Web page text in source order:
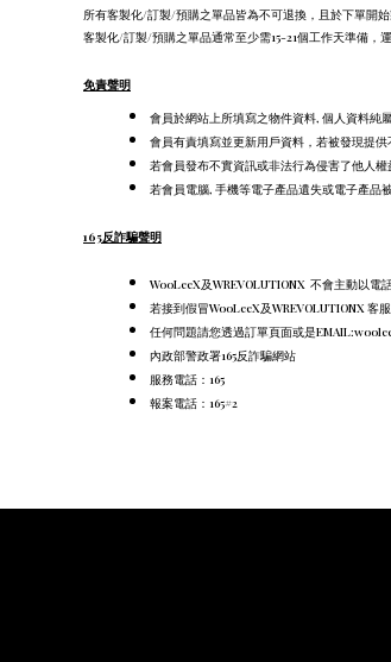
所有客製化/訂製/預購之單品皆為不可退換，且於下單開始
客製化/訂製/預購之單品通常至少需15-21個工作天準備，
免責聲明
會員於網站上所填寫之物件資料, 個人資料純
會員有責填寫並更新用戶資料，若被發現提
若會員發布不實資訊或非法行為侵害了他人
若會員電腦, 手機等電子產品遺失或電子產品
165反詐騙聲明
WooLeeX及WREVOLUTIONX 不會主動以電
若接到假冒WooLeeX及WREVOLUTIONX
任何問題請您透過訂單頁面或是
內政部警政署165反詐騙網站
服務電話：165
報案電話：165#2